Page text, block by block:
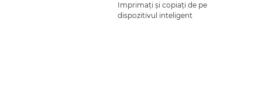
Imprimaţi şi copiaţi de pe
dispozitivul inteligent